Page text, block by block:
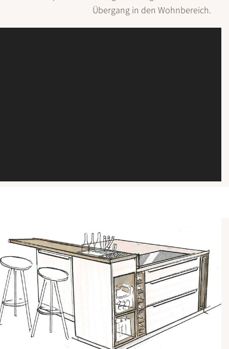
Übergang in den Wohn­bereich.